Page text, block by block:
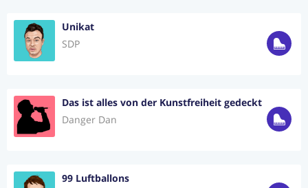
Unikat
SDP
Das ist alles von der Kunstfreiheit gedeckt
Danger Dan
99 Luftballons